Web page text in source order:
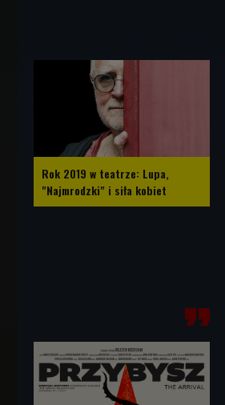
Rok 2019 w teatrze: Lupa,
"Najmrodzki" i siła kobiet